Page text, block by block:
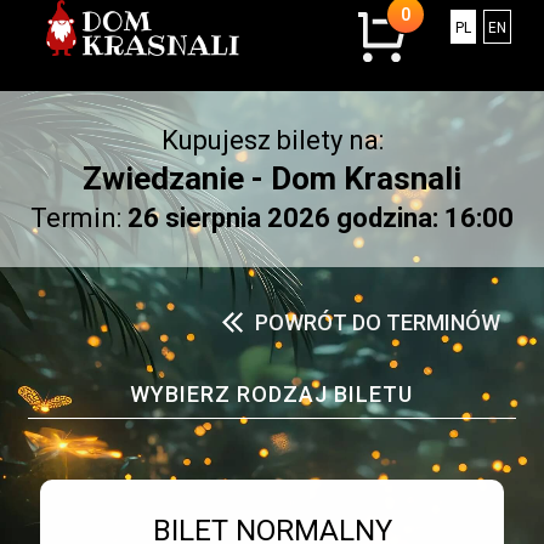
0
0
Łączna
kwota:
0.00
złotych
EN
PL Polski
Kupujesz bilety na:
Zwiedzanie - Dom Krasnali
Termin: 26 sierpnia 2026 godzina: 16:00
POWRÓT DO TERMINÓW
WYBIERZ RODZAJ BILETU
Bilet numer 1
Typ
BILET NORMALNY